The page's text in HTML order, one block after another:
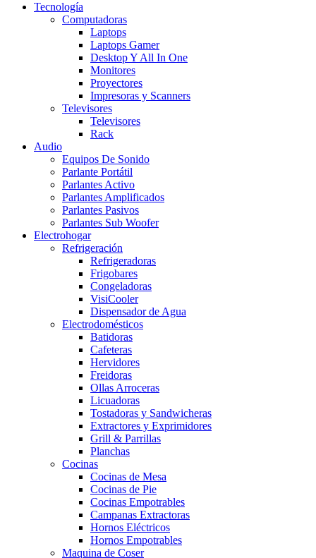
Tecnología
Computadoras
Laptops
Laptops Gamer
Desktop Y All In One
Monitores
Proyectores
Impresoras y Scanners
Televisores
Televisores
Rack
Audio
Equipos De Sonido
Parlante Portátil
Parlantes Activo
Parlantes Amplificados
Parlantes Pasivos
Parlantes Sub Woofer
Electrohogar
Refrigeración
Refrigeradoras
Frigobares
Congeladoras
VisiCooler
Dispensador de Agua
Electrodomésticos
Batidoras
Cafeteras
Hervidores
Freidoras
Ollas Arroceras
Licuadoras
Tostadoras y Sandwicheras
Extractores y Exprimidores
Grill & Parrillas
Planchas
Cocinas
Cocinas de Mesa
Cocinas de Pie
Cocinas Empotrables
Campanas Extractoras
Hornos Eléctricos
Hornos Empotrables
Maquina de Coser